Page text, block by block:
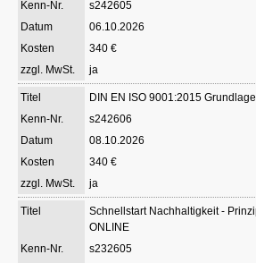
s242605
06.10.2026
340 €
ja
DIN EN ISO 9001:2015
s242606
08.10.2026
340 €
ja
Schnellstart Nachhaltigkeit -
ONLINE
s232605